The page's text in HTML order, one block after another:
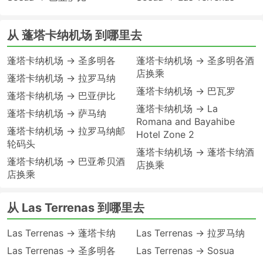
从 蓬塔卡纳机场 到哪里去
蓬塔卡纳机场 → 圣多明各
蓬塔卡纳机场 → 拉罗马纳
蓬塔卡纳机场 → 巴亚伊比
蓬塔卡纳机场 → 萨马纳
蓬塔卡纳机场 → 拉罗马纳邮
轮码头
蓬塔卡纳机场 → 巴亚希贝酒
店换乘
蓬塔卡纳机场 → 圣多明各酒
店换乘
蓬塔卡纳机场 → 巴瓦罗
蓬塔卡纳机场 → La
Romana and Bayahibe
Hotel Zone 2
蓬塔卡纳机场 → 蓬塔卡纳酒
店换乘
从 Las Terrenas 到哪里去
Las Terrenas → 蓬塔卡纳
Las Terrenas → 圣多明各
Las Terrenas → 拉罗马纳
Las Terrenas → Sosua